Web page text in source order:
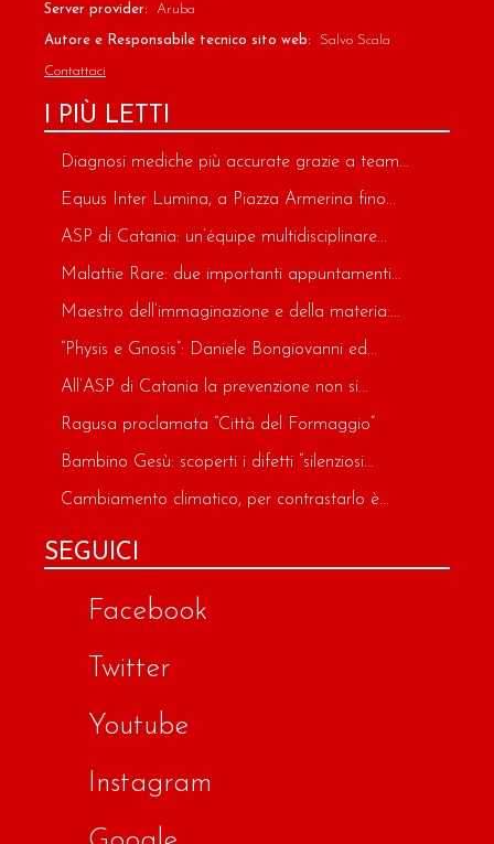
Server provider: Aruba
Autore e Responsabile tecnico sito web: Salvo Scala
Contattaci
I PIÙ LETTI
Diagnosi mediche più accurate grazie a team...
Equus Inter Lumina, a Piazza Armerina fino...
ASP di Catania: un’équipe multidisciplinare...
Malattie Rare: due importanti appuntamenti...
Maestro dell’immaginazione e della materia:...
“Physis e Gnosis”: Daniele Bongiovanni ed...
All’ASP di Catania la prevenzione non si...
Ragusa proclamata “Città del Formaggio”
Bambino Gesù: scoperti i difetti “silenziosi...
Cambiamento climatico, per contrastarlo è...
SEGUICI
Facebook
Twitter
Youtube
Instagram